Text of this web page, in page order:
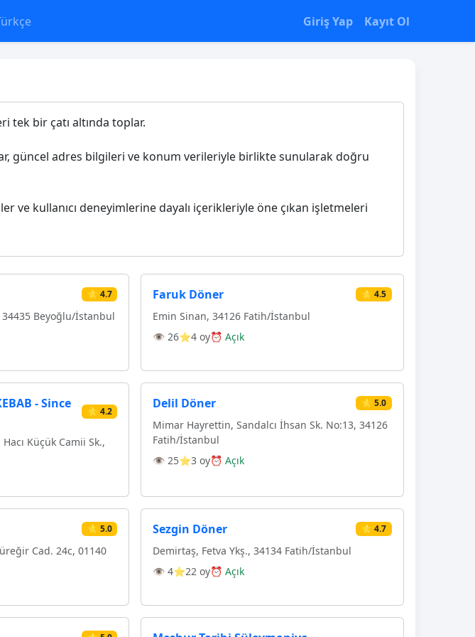
Giriş Yap Kayıt Ol
tek bir çatı altında toplar.
güncel adres bilgileri ve konum verileriyle birlikte sunularak doğru
ve kullanıcı deneyimlerine dayalı içerikleriyle öne çıkan işletmeleri
⭐ 4.7
Beyoğlu/İstanbul
Faruk Döner ⭐ 4.5
Emin Sinan, 34126 Fatih/İstanbul
👁 26⭐4 oy⏰ Açık
- Since
⭐ 4.2
Küçük Camii Sk.,
Delil Döner ⭐ 5.0
Mimar Hayrettin, Sandalcı İhsan Sk. No:13, 34126
Fatih/İstanbul
👁 25⭐3 oy⏰ Açık
⭐ 5.0
Cad. 24c, 01140
Sezgin Döner ⭐ 4.7
Demirtaş, Fetva Ykş., 34134 Fatih/İstanbul
👁 4⭐22 oy⏰ Açık